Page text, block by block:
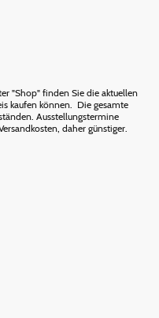
"Shop" finden Sie die aktuellen
kaufen können. Die gesamte
Ausstellungstermine
daher günstiger.